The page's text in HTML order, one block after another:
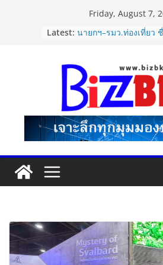
Friday, August 7,
Latest: นายกฯ–รมว.ท่องเที่ยว
กำลังใจสู่รอบต่อไป
Dr.TATTOF ประกาศยก
แนวคิด “LASER” คุณค่
เคลื่อน มาตรฐานใหม่เ
ปฏิรูปภาษีบุหรี่ต้องถึงจุ
การค้ายาสูบไทย หนุนโ
เดียว ลดบิดเบือนตลาด
แฟลช เอ็กซ์เพรส เปิดตั
Plus”ยกระดับความอุ่น
คุ้มครองสูงสุด 50,000
Xiaomi SU7 Ultra และ
จัดแสดงในงาน IMPACT
2026